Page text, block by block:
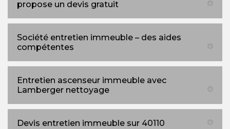
propose un devis gratuit
Société entretien immeuble – des aides
compétentes
Entretien ascenseur immeuble avec
Lamberger nettoyage
Devis entretien immeuble sur 40110